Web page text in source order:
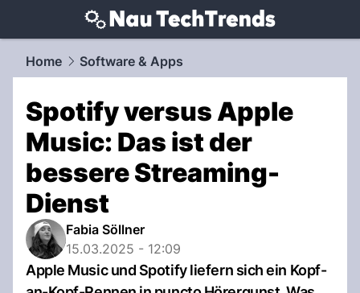
techtrends.NAU.ch
Home Software & Apps
Spotify versus Apple
Music: Das ist der
bessere Streaming-
Dienst
Fabia Söllner
15.03.2025 - 12:09
Apple Music und Spotify liefern sich ein Kopf-